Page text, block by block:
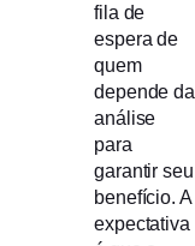
fila de
espera de
quem
depende da
análise
para
garantir seu
benefício. A
expectativa